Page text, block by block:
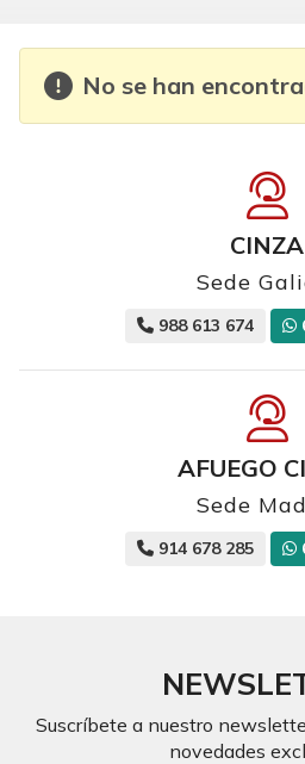
No se han
CINZA
Sede
988 613 674
AFUEGO
Sede
914 678 285
Suscríbete a nuestro
novedades